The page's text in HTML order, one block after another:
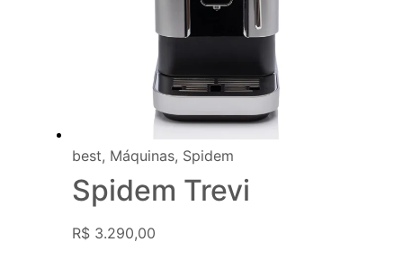
best, Máquinas, Spidem
Spidem Trevi
R$ 3.290,00